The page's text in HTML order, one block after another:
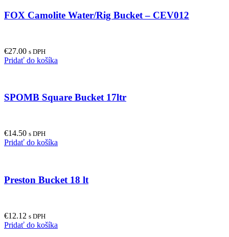
FOX Camolite Water/Rig Bucket – CEV012
€27.00 s DPH
Pridať do košíka
SPOMB Square Bucket 17ltr
€14.50 s DPH
Pridať do košíka
Preston Bucket 18 lt
€12.12 s DPH
Pridať do košíka